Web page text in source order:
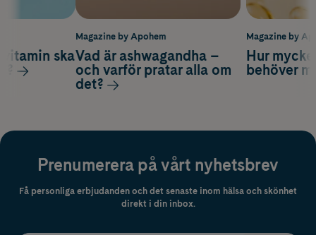
Magazine by
Hur
behöver
ska
Magazine by Apohem
Vad är ashwagandha –
och varför pratar alla om
det?
Prenumerera på vårt nyhetsbrev
Få personliga erbjudanden och det senaste inom hälsa och skönhet
direkt i din inbox.